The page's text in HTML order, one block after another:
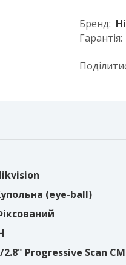
Бренд:
Гарантія:
(eye-ball)
2.8" Progressive Scan